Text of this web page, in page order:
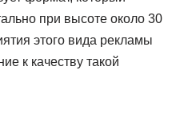
при высоте около 30
этого вида рекламы
к качеству такой